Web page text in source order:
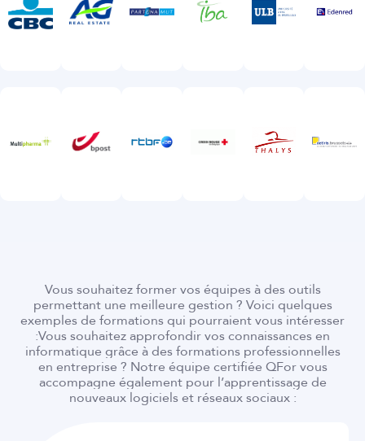
Vous souhaitez former vos équipes à des outils
permettant une meilleure gestion ? Voici quelques
exemples de formations qui pourraient vous intéresser
:Vous souhaitez approfondir vos connaissances en
informatique grâce à des formations professionnelles
en entreprise ? Notre équipe certifiée QFor vous
accompagne également pour l’apprentissage de
nouveaux logiciels et réseaux sociaux :